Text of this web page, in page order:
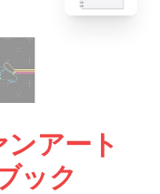
ンアート
ック